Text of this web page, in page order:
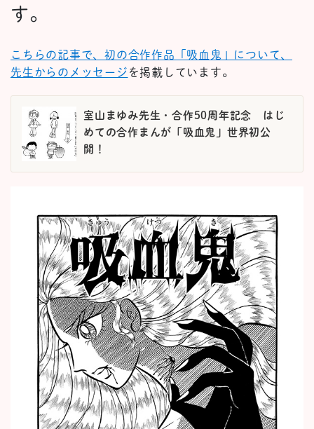
す。
こちらの記事で、初の合作作品「吸血鬼」について、
先生からのメッセージ を掲載しています。
室山まゆみ先生・合作50周年記念 はじ
めての合作まんが「吸血鬼」世界初公
開！